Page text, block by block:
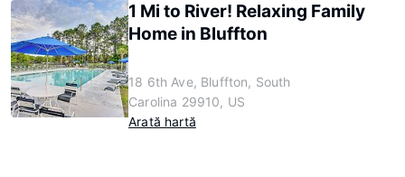
1 Mi to River! Relaxing Family
Home in Bluffton
18 6th Ave, Bluffton, South
Carolina 29910, US
Arată hartă